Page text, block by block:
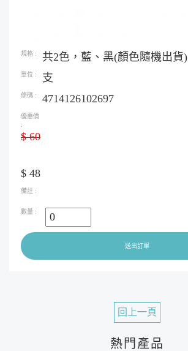
共2色，藍、黑(顏色隨機出貨)
支
4714126102697
$ 60
$ 48
送出訂單
回上一頁
熱門產品